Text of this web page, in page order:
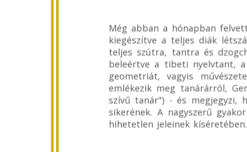
Még abban a hónapban
kiegészítve a teljes diák
teljes szútra, tantra és
beleértve a tibeti nyelvtant,
geometriát, vagyis
emlékezik meg tanárárról,
szívű tanár") - és megjegyzi,
sikerének. A nagyszerű
hihetetlen jeleinek kíséretében.